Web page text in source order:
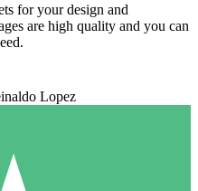
for your design and
are high quality and you can
Lopez